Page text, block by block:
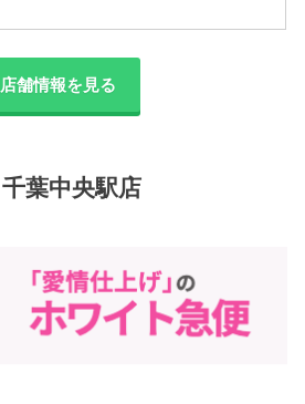
店舗情報を見る
葉中央駅店